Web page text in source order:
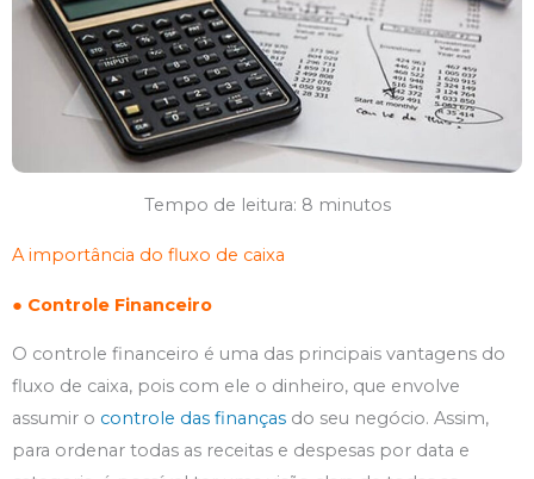
Tempo de leitura: 8 minutos
A importância do fluxo de caixa
● Controle Financeiro
O controle financeiro é uma das principais vantagens do
fluxo de caixa, pois com ele o dinheiro, que envolve
assumir o controle das finanças do seu negócio. Assim,
para ordenar todas as receitas e despesas por data e